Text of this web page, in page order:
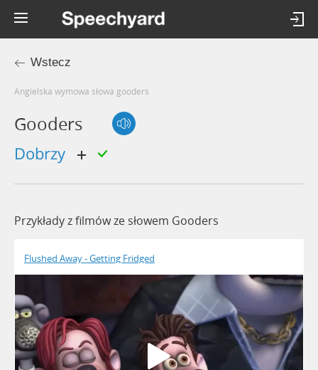
Wstecz
Angielska wymowa słowa gooders
Gooders
dobrzy
Przykłady z filmów ze słowem Gooders
Flushed Away - Getting Fridged